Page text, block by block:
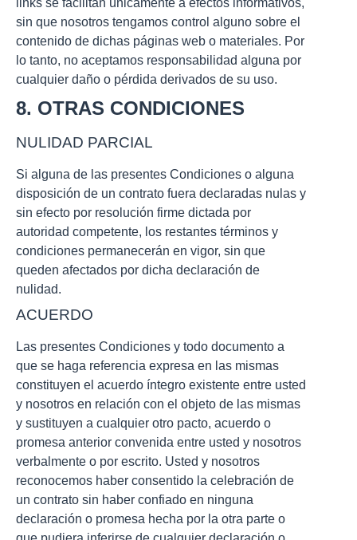
links se facilitan únicamente a efectos informativos,
sin que nosotros tengamos control alguno sobre el
contenido de dichas páginas web o materiales. Por
lo tanto, no aceptamos responsabilidad alguna por
cualquier daño o pérdida derivados de su uso.
8. OTRAS CONDICIONES
NULIDAD PARCIAL
Si alguna de las presentes Condiciones o alguna
disposición de un contrato fuera declaradas nulas y
sin efecto por resolución firme dictada por
autoridad competente, los restantes términos y
condiciones permanecerán en vigor, sin que
queden afectados por dicha declaración de
nulidad.
ACUERDO
Las presentes Condiciones y todo documento a
que se haga referencia expresa en las mismas
constituyen el acuerdo íntegro existente entre usted
y nosotros en relación con el objeto de las mismas
y sustituyen a cualquier otro pacto, acuerdo o
promesa anterior convenida entre usted y nosotros
verbalmente o por escrito. Usted y nosotros
reconocemos haber consentido la celebración de
un contrato sin haber confiado en ninguna
declaración o promesa hecha por la otra parte o